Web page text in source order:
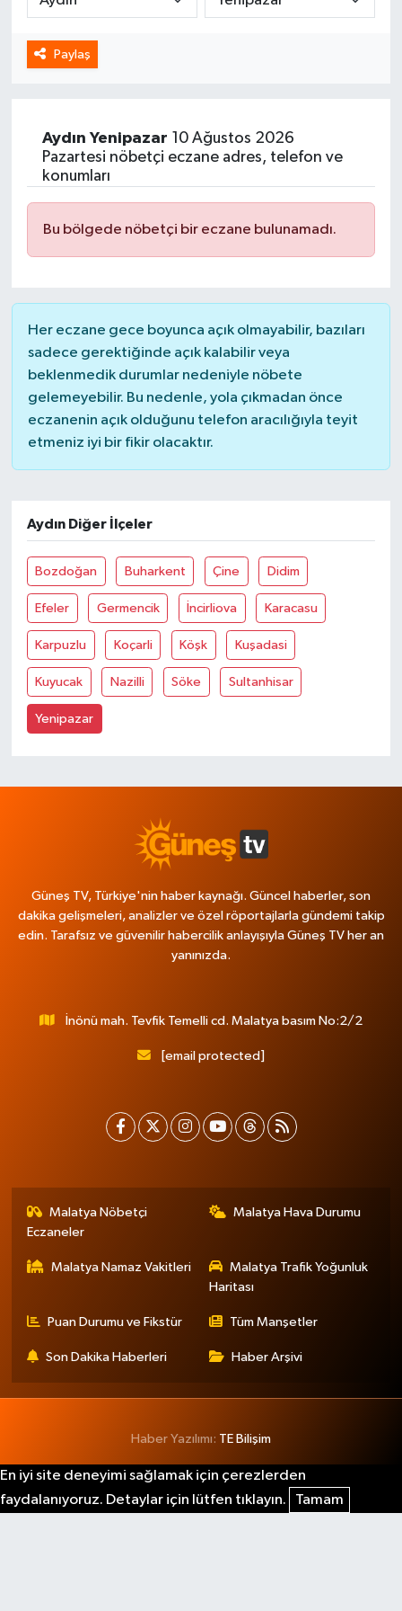
Paylaş
Aydın Yenipazar 10 Ağustos 2026
Pazartesi nöbetçi eczane adres, telefon ve
konumları
Bu bölgede nöbetçi bir eczane bulunamadı.
Her eczane gece boyunca açık olmayabilir, bazıları
sadece gerektiğinde açık kalabilir veya
beklenmedik durumlar nedeniyle nöbete
gelemeyebilir. Bu nedenle, yola çıkmadan önce
eczanenin açık olduğunu telefon aracılığıyla teyit
etmeniz iyi bir fikir olacaktır.
Aydın Diğer İlçeler
Bozdoğan Buharkent Çine Didim
Efeler Germencik İncirliova Karacasu
Karpuzlu Koçarli Köşk Kuşadasi
Kuyucak Nazilli Söke Sultanhisar
Yenipazar
Güneş TV, Türkiye'nin haber kaynağı. Güncel haberler, son
dakika gelişmeleri, analizler ve özel röportajlarla gündemi takip
edin. Tarafsız ve güvenilir habercilik anlayışıyla Güneş TV her an
yanınızda.
İnönü mah. Tevfik Temelli cd. Malatya basım No:2/2
[email protected]
Malatya Nöbetçi
Eczaneler
Malatya Hava Durumu
Malatya Namaz Vakitleri
Malatya Trafik Yoğunluk
Haritası
Puan Durumu ve Fikstür Tüm Manşetler
Son Dakika Haberleri Haber Arşivi
Haber Yazılımı: TE Bilişim
En iyi site deneyimi sağlamak için çerezlerden
faydalanıyoruz. Detaylar için lütfen tıklayın.
Tamam